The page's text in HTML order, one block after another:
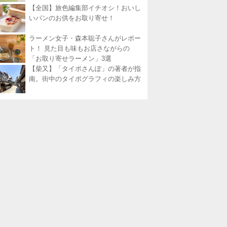
【全国】旅色編集部イチオシ！おいし
いパンのお供をお取り寄せ！
ラーメン女子・森本聡子さんがレポー
ト！ 見た目も味もお店さながらの
「お取り寄せラーメン」3選
【柴又】「タイポさんぽ」の著者が指
南。街中のタイポグラフィの楽しみ方